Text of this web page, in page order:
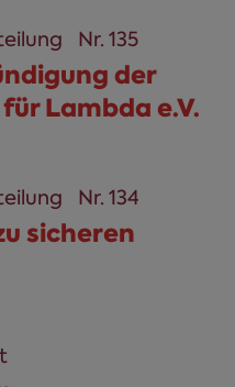
Nr. 135
der
Lambda e.V.
Nr. 134
sicheren